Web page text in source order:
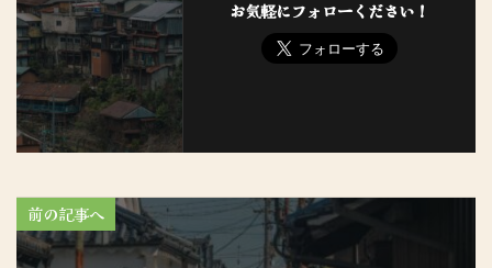
お気軽にフォローください！
前の記事へ